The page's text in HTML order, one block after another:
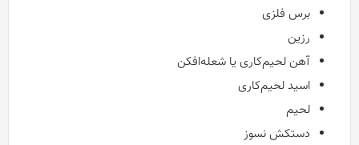
برس فلزی
رزین
آهن لحیم‌کاری یا شعله‌افکن
اسید لحیم‌کاری
لحیم
دستکش نسوز